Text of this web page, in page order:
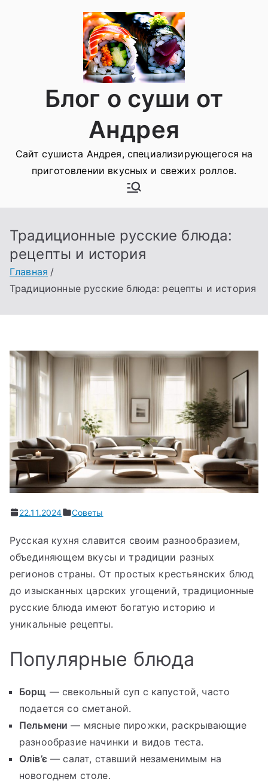
Блог о суши от
Андрея
Сайт сушиста Андрея, специализирующегося на
приготовлении вкусных и свежих роллов.
Традиционные русские блюда:
рецепты и история
Главная
Традиционные русские блюда: рецепты и история
22.11.2024 Советы
Русская кухня славится своим разнообразием,
объединяющем вкусы и традиции разных
регионов страны. От простых крестьянских блюд
до изысканных царских угощений, традиционные
русские блюда имеют богатую историю и
уникальные рецепты.
Популярные блюда
Борщ — свекольный суп с капустой, часто
подается со сметаной.
Пельмени — мясные пирожки, раскрывающие
разнообразие начинки и видов теста.
Олів’є — салат, ставший незаменимым на
новогоднем столе.